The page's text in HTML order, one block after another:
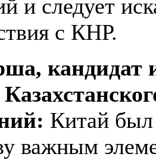
и следует
с КНР.
кандидат
Китай
важным